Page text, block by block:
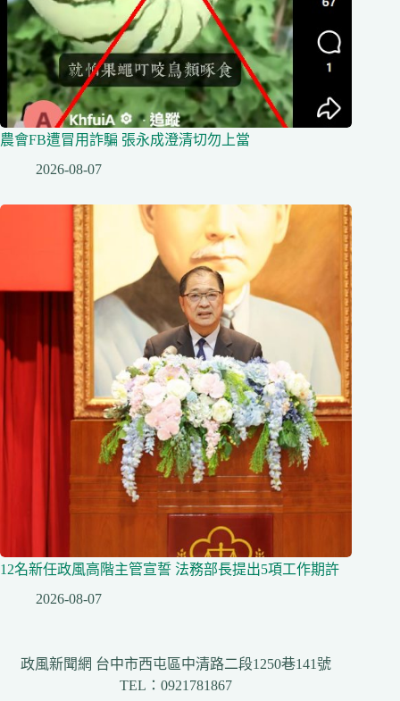
農會FB遭冒用詐騙 張永成澄清切勿上當
2026-08-07
12名新任政風高階主管宣誓 法務部長提出5項工作期許
2026-08-07
政風新聞網 台中市西屯區中清路二段1250巷141號
TEL：0921781867